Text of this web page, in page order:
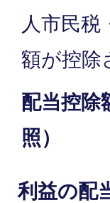
人市民
額が控除
配当控除
照）
利益の配